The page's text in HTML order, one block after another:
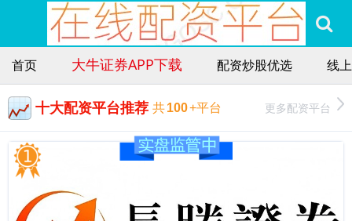
首页 大牛证券APP下载 配资炒股优选 线
十大配资平台推荐 共100+平台 更多配资平台